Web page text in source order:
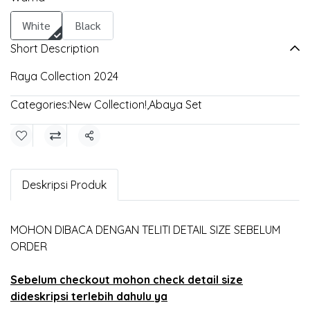
White Black
Short Description
Raya Collection 2024
Categories:New Collection!,Abaya Set
Share
Deskripsi Produk
MOHON DIBACA DENGAN TELITI DETAIL SIZE SEBELUM
ORDER
Sebelum checkout mohon check detail size
dideskripsi terlebih dahulu ya